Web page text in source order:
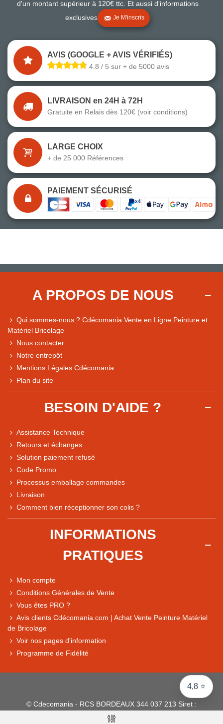
4,8 ⭐
Comparaison des performances du magasin
d'un montant supérieur à 120€ ttc. Et aussi d'informations
exclusives
Je M'inscris
AVIS (GOOGLE + AVIS VÉRIFIÉS)
4.8 / 5 sur + de 5000 avis
LIVRAISON en 24H à 72H
Gratuite en Relais dès 120€ (voir conditions)
LARGE CHOIX
+ de 25 000 Références
PAIEMENT SÉCURISÉ
A PROPOS DE NOUS
Qui sommes-nous ? Cdécomania Vente en Ligne Peinture et
Matériel Bricolage
Nous contacter
Notre entrepôt
Mentions Légales Cdécomania
Plan du site
BESOIN D'AIDE ?
Assistance Technique
Retours et échanges
Solution paiement refusé
Code Promo
Processus emballage commandes
Livraison
Comment bien réceptionner son colis ?
INFORMATIONS
PRATIQUES
Mon compte
Conditions Générales de Vente
Vous êtes PRO ?
Avis clients Cdécomania.com | Achat Vente Peinture Matériel
de Bricolage
Voir nos pages d'information
Programme de Fidélité
© Cdecomania - RCS BORDEAUX 344 037 213 Siret :
344 037 213 001 31 - 1922-2026 Tous droits réservés